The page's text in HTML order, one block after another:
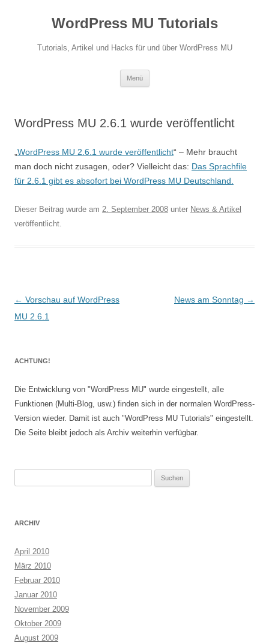
WordPress MU Tutorials
Tutorials, Artikel und Hacks für und über WordPress MU
Menü
WordPress MU 2.6.1 wurde veröffentlicht
WordPress MU 2.6.1 wurde veröffentlicht“ – Mehr braucht
man doch nicht zusagen, oder? Vielleicht das: Das Sprachfile
für 2.6.1 gibt es absofort bei WordPress MU Deutschland.
Dieser Beitrag wurde am 2. September 2008 unter News & Artikel
veröffentlicht.
Beitragsnavigation
← Vorschau auf WordPress
MU 2.6.1
News am Sonntag →
ACHTUNG!
Die Entwicklung von "WordPress MU" wurde eingestellt, alle
Funktionen (Multi-Blog, usw.) finden sich in der normalen WordPress-
Version wieder. Damit ist auch "WordPress MU Tutorials" eingestellt.
Die Seite bleibt jedoch als Archiv weiterhin verfügbar.
ARCHIV
April 2010
März 2010
Februar 2010
Januar 2010
November 2009
Oktober 2009
August 2009